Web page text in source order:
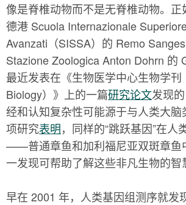
像是脊椎动物而不是无脊椎动物。
德港 Scuola Internazionale
Avanzati（SISSA）的 Remo
Stazione Zoologica Anton Dohrn 的
最近发表在《生物医学中心生物学刊
Biology）》上的一篇研究论文发现
经和认知复杂性可能源于与人类大脑
项研究表明，同样的“跳跃基因”在人
——普通章鱼和加利福尼亚双斑章鱼
一发现可帮助了解这些非凡生物的智
早在 2001 年，人类基因组测序就发